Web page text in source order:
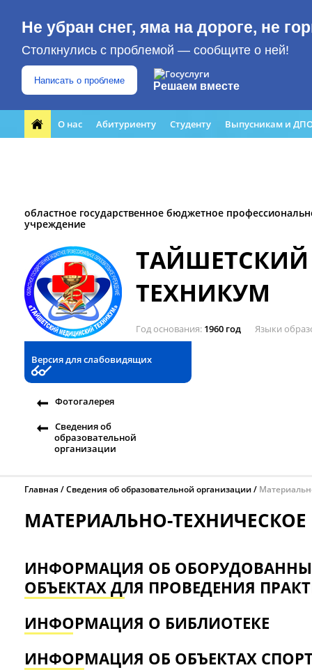
Не убран снег, яма на дороге, не
Столкнулись с проблемой — сообщите о ней!
Написать о проблеме Решаем вместе
О нас Абитуриенту Студенту Выпусникам и
областное государственное бюджетное
учреждение
ТЕХНИКУМ
Год основания 1960 год Языки
Версия для слабовидящих
Фотогалерея
Сведения об
образовательной
организации
Главная Сведения об образовательной организации
МАТЕРИАЛЬНО-
ИНФОРМАЦИЯ ОБ
ОБЪЕКТАХ ДЛЯ ПРОВЕДЕНИЯ
ИНФОРМАЦИЯ О БИБЛИОТЕКЕ
ИНФОРМАЦИЯ ОБ ОБЪЕКТАХ